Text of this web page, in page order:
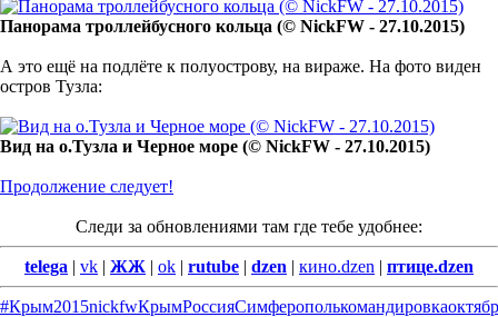
Панорама троллейбусного кольца (© NickFW - 27.10.2015)
А это ещё на подлёте к полуострову, на вираже. На фото виден
остров Тузла:
Вид на о.Тузла и Черное море (© NickFW - 27.10.2015)
Продолжение следует!
Следи за обновлениями там где тебе удобнее:
telega | vk | ЖЖ | ok | rutube | dzen | кино.dzen | птице.dzen
#Крым2015nickfwКрымРоссияСимферополькомандировка